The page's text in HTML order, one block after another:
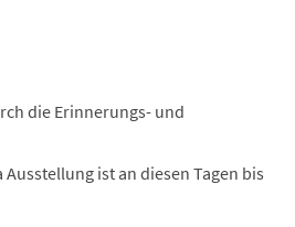
die Erinnerungs- und
ist an diesen Tagen bis